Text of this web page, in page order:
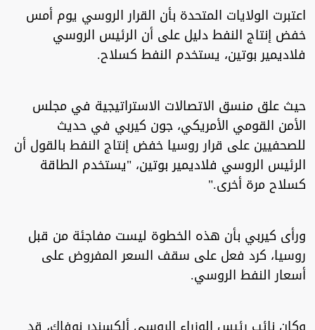
اعتبرت الولايات المتحدة بأن القرار الروسي يوم أمس
خفض إنتاج النفط دليل على أن الرئيس الروسي
فلاديمير بوتين، يستخدم النفط كسلاح.
حيث علق منسق الاتصالات الاستراتيجية في مجلس
الأمن القومي الأمريكي، جون كيربي في حديث
للصحفيين على قرار روسيا خفض إنتاج النفط بالقول أن
الرئيس الروسي فلاديمير بوتين، "يستخدم الطاقة
كسلاح مرة أخرى."
ورأى كيربي بأن هذه الخطوة ليست مفاجئة من قبل
روسيا، كرد فعل على سقف السعر المفروض على
أسعار النفط الروسي.